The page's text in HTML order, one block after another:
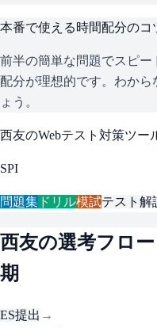
本番で使える時間配分のコ
前半の簡単な問題でスピ
配分が理想的です。わか
ょう。
西友のWebテスト対策ツー
SPI
問題集 ドリル模試テスト解
西友の選考フロ
期
ES提出 →